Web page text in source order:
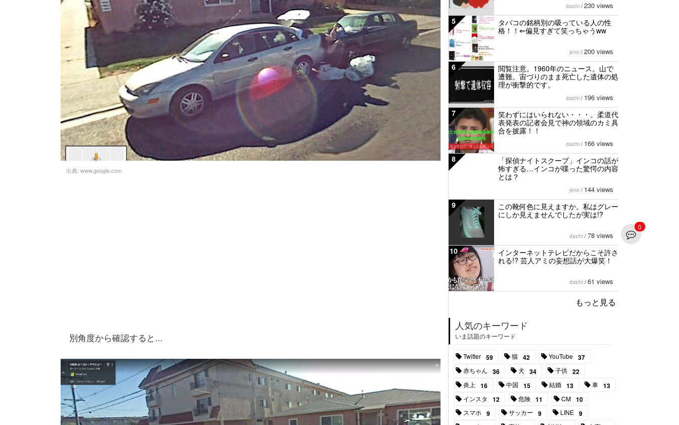
出典: www.google.com
別角度から確認すると...
0
daichi / 230 views
5
タバコの銘柄別の吸っている人の性
格！！⇐偏見すぎて笑っちゃうww
jene / 200 views
6
閲覧注意。1960年のニュース。山で
遭難。宙づりのまま死亡した遺体の処
理が衝撃的です。
daichi / 196 views
7
笑わずにはいられない・・・。柔道代
表発表の記者会見で神の領域のカミ具
合を披露！！
daichi / 166 views
8
「探偵ナイトスクープ」インコの話が
怖すぎる…インコが喋った驚愕の内容
とは？
jene / 144 views
9
この靴何色に見えますか。私はグレー
にしか見えませんでしたが実は!?
daichi / 78 views
10
インターネットテレビだからこそ許さ
れる!? 芸人アミの妄想話が大爆笑！
daichi / 61 views
もっと見る
人気のキーワード
いま話題のキーワード
Twitter 59 猫 42 YouTube 37
赤ちゃん 36 犬 34 子供 22
炎上 16 中国 15 結婚 13 車 13
インスタ 12 危険 11 CM 10
スマホ 9 サッカー 9 LINE 9